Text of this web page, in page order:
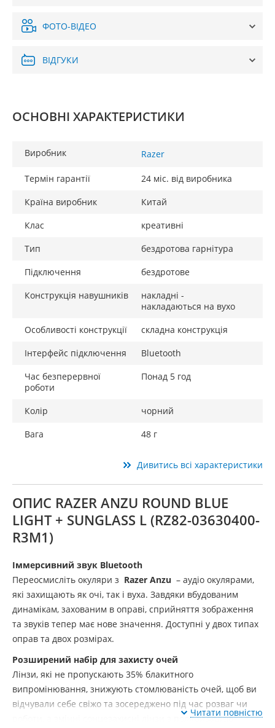
ФОТО-ВІДЕО
ВІДГУКИ
ОСНОВНІ ХАРАКТЕРИСТИКИ
Виробник Razer
Термін гарантії
24 міс. від виробника
Країна виробник
Китай
Клас
креативні
Тип
бездротова гарнітура
Підключення
бездротове
Конструкція навушників
накладні -
накладаються на вухо
Особливості конструкції
складна конструкція
Інтерфейс підключення
Bluetooth
Час безперервної
роботи
Понад 5 год
Колір
чорний
Вага
48 г
Дивитись всі характеристики
ОПИС RAZER ANZU ROUND BLUE
LIGHT + SUNGLASS L (RZ82-03630400-
R3M1)
Іммерсивний звук Bluetooth
Переосмисліть окуляри з Razer Anzu – аудіо окулярами,
які захищають як очі, так і вуха. Завдяки вбудованим
динамікам, захованим в оправі, сприйняття зображення
та звуків тепер має нове значення. Доступні у двох типах
оправ та двох розмірах.
Розширений набір для захисту очей
Лінзи, які не пропускають 35% блакитного
випромінювання, знижують стомлюваність очей, щоб ви
відчували себе свіжо та зосереджено під час розваг чи
роботи, а змінні сонцезахисні лінзи з поляризацією
Читати повністю